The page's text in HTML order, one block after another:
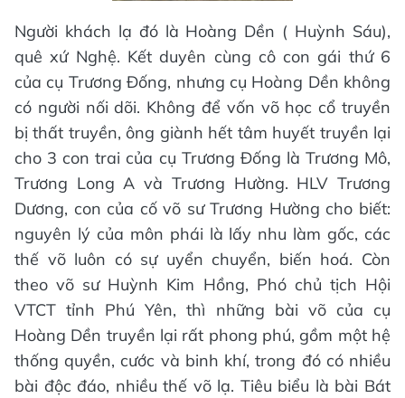
Người khách lạ đó là Hoàng Dền ( Huỳnh Sáu),
quê xứ Nghệ. Kết duyên cùng cô con gái thứ 6
của cụ Trương Đống, nhưng cụ Hoàng Dền không
có người nối dõi. Không để vốn võ học cổ truyền
bị thất truyền, ông giành hết tâm huyết truyền lại
cho 3 con trai của cụ Trương Đống là Trương Mô,
Trương Long A và Trương Hường. HLV Trương
Dương, con của cố võ sư Trương Hường cho biết:
nguyên lý của môn phái là lấy nhu làm gốc, các
thế võ luôn có sự uyển chuyển, biến hoá. Còn
theo võ sư Huỳnh Kim Hồng, Phó chủ tịch Hội
VTCT tỉnh Phú Yên, thì những bài võ của cụ
Hoàng Dền truyền lại rất phong phú, gồm một hệ
thống quyền, cước và binh khí, trong đó có nhiều
bài độc đáo, nhiều thế võ lạ. Tiêu biểu là bài Bát